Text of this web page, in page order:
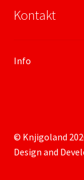
Kontakt
Info
© Knjigoland
Design and